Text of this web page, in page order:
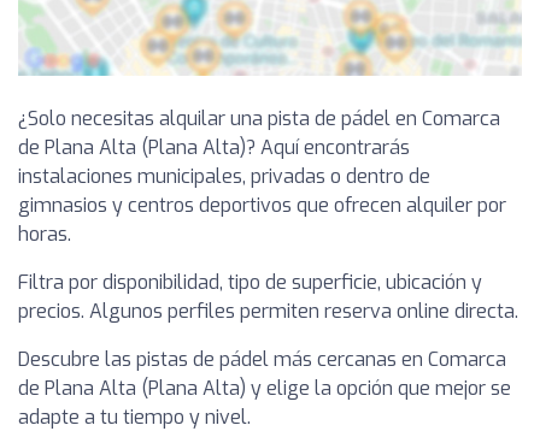
¿Solo necesitas alquilar una pista de pádel en Comarca
de Plana Alta (Plana Alta)? Aquí encontrarás
instalaciones municipales, privadas o dentro de
gimnasios y centros deportivos que ofrecen alquiler por
horas.
Filtra por disponibilidad, tipo de superficie, ubicación y
precios. Algunos perfiles permiten reserva online directa.
Descubre las pistas de pádel más cercanas en Comarca
de Plana Alta (Plana Alta) y elige la opción que mejor se
adapte a tu tiempo y nivel.